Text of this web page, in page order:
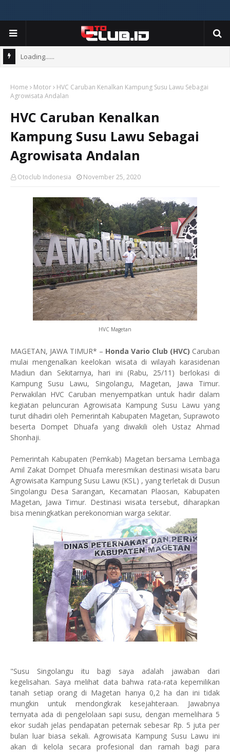
Loading......
Home Motor
HVC Caruban Kenalkan Kampung Susu Lawu Sebagai
Agrowisata Andalan
HVC Caruban Kenalkan
Kampung Susu Lawu Sebagai
Agrowisata Andalan
Otoclub Indonesia November 25, 2020
HVC Magetan
MAGETAN, JAWA TIMUR* – Honda Vario Club (HVC) Caruban
mulai mengenalkan keelokan wisata di wilayah karasidenan
Madiun dan Sekitarnya, hari ini (Rabu, 25/11) berlokasi di
Kampung Susu Lawu, Singolangu, Magetan, Jawa Timur.
Perwakilan HVC Caruban menyempatkan untuk hadir dalam
kegiatan peluncuran Agrowisata Kampung Susu Lawu yang
turut dihadiri oleh Pemerintah Kabupaten Magetan, Suprawoto
beserta Dompet Dhuafa yang diwakili oleh Ustaz Ahmad
Shonhaji.
Pemerintah Kabupaten (Pemkab) Magetan bersama Lembaga
Amil Zakat Dompet Dhuafa meresmikan destinasi wisata baru
Agrowisata Kampung Susu Lawu (KSL) , yang terletak di Dusun
Singolangu Desa Sarangan, Kecamatan Plaosan, Kabupaten
Magetan, Jawa Timur. Destinasi wisata tersebut, diharapkan
bisa meningkatkan perekonomian warga sekitar.
"Susu Singolangu itu bagi saya adalah jawaban dari
kegelisahan. Saya melihat data bahwa rata-rata kepemilikan
tanah setiap orang di Magetan hanya 0,2 ha dan ini tidak
mungkin untuk mendongkrak kesejahteraan. Jawabnya
ternyata ada di pengelolaan sapi susu, dengan memelihara 5
ekor sudah jelas pendapatan peternak sebesar Rp. 5 juta per
bulan luar biasa sekali. Agrowisata Kampung Susu Lawu ini
akan di kelola secara profesional dan ramah bagi para